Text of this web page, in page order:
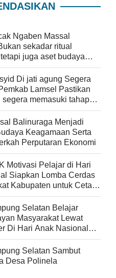
Ngaben Massal
sekadar ritual
juga aset budaya
keberagaman
Di jati agung Segera
Lamsel Pastikan
segera memasuki tahap
Balinuraga Menjadi
Keagamaan Serta
Perputaran Ekonomi
Motivasi Pelajar di Hari
Siapkan Lomba Cerdas
Kabupaten untuk Cetak
Selatan Belajar
Masyarakat Lewat
Selatan Sambut
Desa Polinela